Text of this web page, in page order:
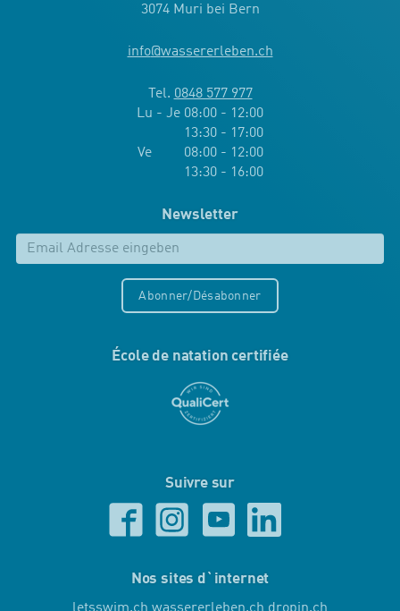
3074 Muri bei Bern
info@wassererleben.ch
Tel. 0848 577 977
Lu - Je 08:00 - 12:00
13:30 - 17:00
Ve 08:00 - 12:00
13:30 - 16:00
Newsletter
Abonner/Désabonner
École de natation certifiée
Suivre sur
Nos sites d`internet
letsswim.ch wassererleben.ch dropin.ch